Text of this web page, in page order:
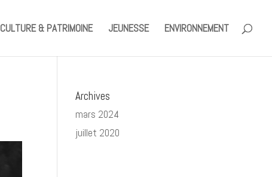
CULTURE & PATRIMOINE JEUNESSE ENVIRONNEMENT
Archives
mars 2024
juillet 2020